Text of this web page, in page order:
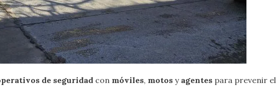
de seguridad con móviles, motos y agentes para prevenir el